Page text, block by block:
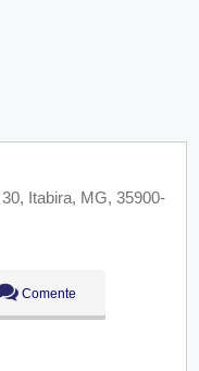
Itabira, MG, 35900-
Comente